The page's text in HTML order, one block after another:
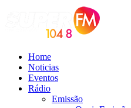
Home
Noticias
Eventos
Rádio
Emissão